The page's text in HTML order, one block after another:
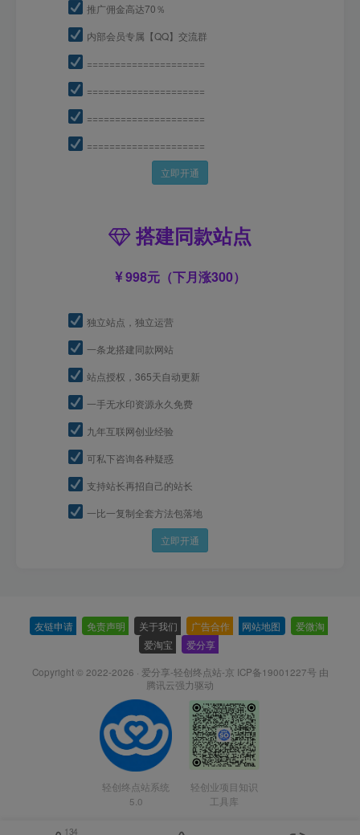
推广佣金高达70％
内部会员专属【QQ】交流群
=====================
=====================
=====================
=====================
立即开通
搭建同款站点
998元（下月涨300）
独立站点，独立运营
一条龙搭建同款网站
站点授权，365天自动更新
一手无水印资源永久免费
九年互联网创业经验
可私下咨询各种疑惑
支持站长再招自己的站长
一比一复制全套方法包落地
立即开通
友链申请 免责声明 关于我们 广告合作 网站地图 爱微淘
爱淘宝
爱分享
Copyright © 2022-2026 · 爱分享-轻创终点站-京 ICP备19001227号 由
腾讯云强力驱动
轻创终点站系统
5.0
轻创业项目知识
工具库
134